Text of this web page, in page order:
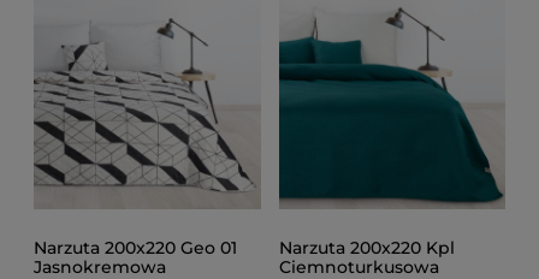
Narzuta 200x220 Geo 01
Jasnokremowa
Narzuta 200x220 Kpl
Ciemnoturkusowa